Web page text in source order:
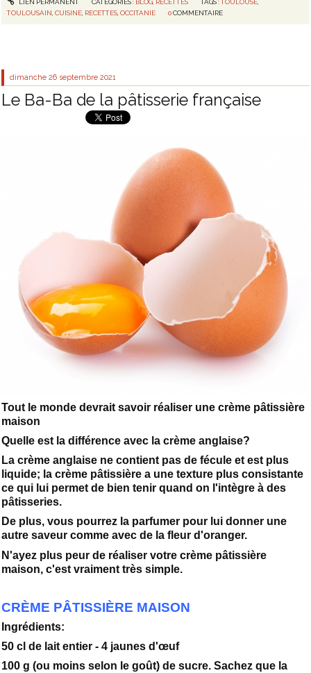
LIEN PERMANENT CATÉGORIES : BLOG, RECETTES TAGS : TOULOUSE
TOULOUSAIN ,CUISINE RECETTES ,OCCITANIE 0 COMMENTAIRE
dimanche 26 septembre 2021
Le Ba-Ba de la pâtisserie française
Tout le monde devrait savoir réaliser une crème pâtissière
maison
Quelle est la différence avec la crème anglaise?
La crème anglaise ne contient pas de fécule et est plus
liquide; la crème pâtissière a une texture plus consistante
ce qui lui permet de bien tenir quand on l'intègre à des
pâtisseries.
De plus, vous pourrez la parfumer pour lui donner une
autre saveur comme avec de la fleur d'oranger.
N'ayez plus peur de réaliser votre crème pâtissière
maison, c'est vraiment très simple.
CRÈME PÂTISSIÈRE MAISON
Ingrédients:
50 cl de lait entier - 4 jaunes d'œuf
100 g (ou moins selon le goût) de sucre. Sachez que la